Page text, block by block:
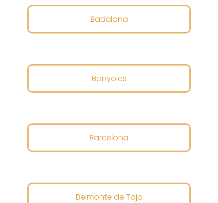
Badalona
Banyoles
Barcelona
Belmonte de Tajo